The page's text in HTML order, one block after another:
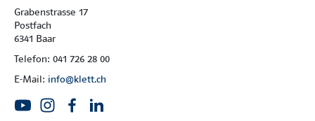
Grabenstrasse 17
Postfach
6341 Baar
Telefon: 041 726 28 00
E-Mail: info@klett.ch